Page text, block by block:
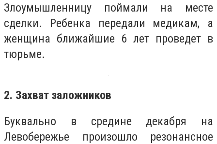
Злоумышленницу поймали на месте
сделки. Ребенка передали медикам, а
женщина ближайшие 6 лет проведет в
тюрьме.
2. Захват заложников
Буквально в средине декабря на
Левобережье произошло резонансное